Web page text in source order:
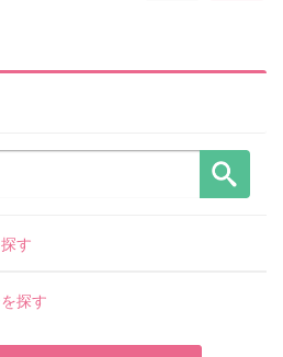
す
探す